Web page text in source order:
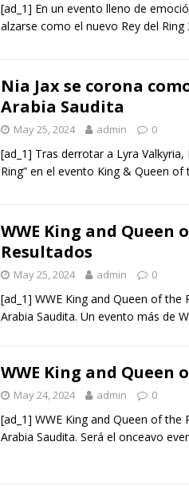
[ad_1] En un evento lleno de
alzarse como el nuevo Rey del
Nia Jax se corona
Arabia Saudita
May 25, 2024 admin 0
[ad_1] Tras derrotar a Lyra Valkyria,
Ring” en el evento King & Queen of
WWE King and
Resultados
May 25, 2024 admin 0
[ad_1] WWE King and Queen of the
Arabia Saudita. Un evento más de
WWE King and
May 24, 2024 admin 0
[ad_1] WWE King and Queen of the
Arabia Saudita. Será el onceavo